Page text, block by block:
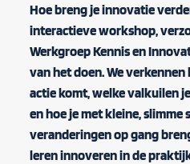
Hoe breng je innovatie
interactieve workshop,
Werkgroep Kennis en
van het doen. We
actie komt, welke valkuilen
en hoe je met kleine, slimme
veranderingen op gang
leren innoveren in de